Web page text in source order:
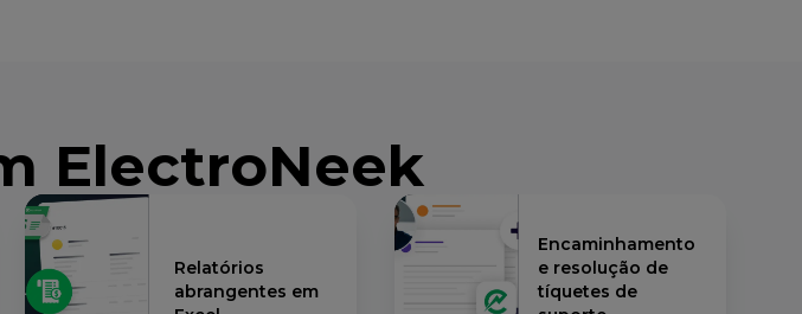
ElectroNeek
Relatórios
abrangentes em
Encaminhamento
e resolução de
tíquetes de